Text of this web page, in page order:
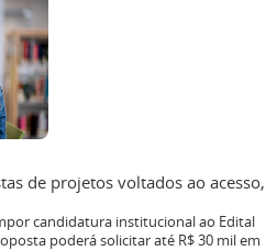
de projetos voltados ao acesso,
candidatura institucional ao Edital
poderá solicitar até R$ 30 mil em